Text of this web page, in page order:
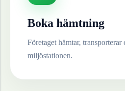
Boka hämtning
Företaget hämtar, transporterar
miljöstationen.